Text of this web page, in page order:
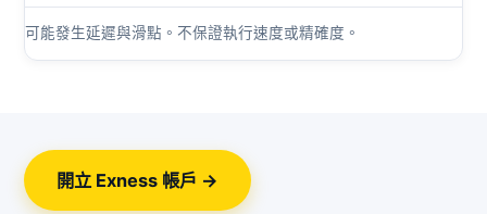
可能發生延遲與滑點。不保證執行速度或精確度。
開立 Exness 帳戶 →